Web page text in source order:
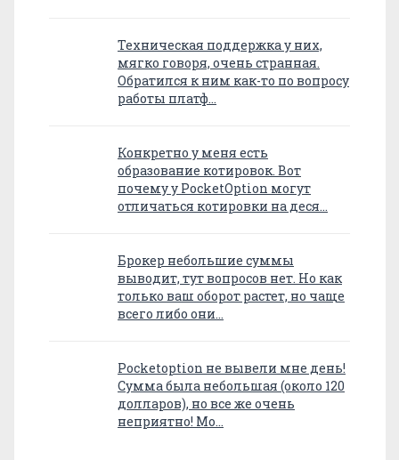
Техническая поддержка у них,
мягко говоря, очень странная.
Обратился к ним как-то по вопросу
работы платф…
Конкретно у меня есть
образование котировок. Вот
почему у PocketOption могут
отличаться котировки на деся…
Брокер небольшие суммы
выводит, тут вопросов нет. Но как
только ваш оборот растет, но чаще
всего либо они…
Pocketoption не вывели мне день!
Сумма была небольшая (около 120
долларов), но все же очень
неприятно! Мо…